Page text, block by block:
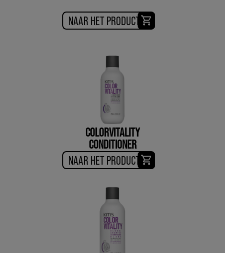
NAAR HET PRODUCT
COLORVITALITY
CONDITIONER
NAAR HET PRODUCT